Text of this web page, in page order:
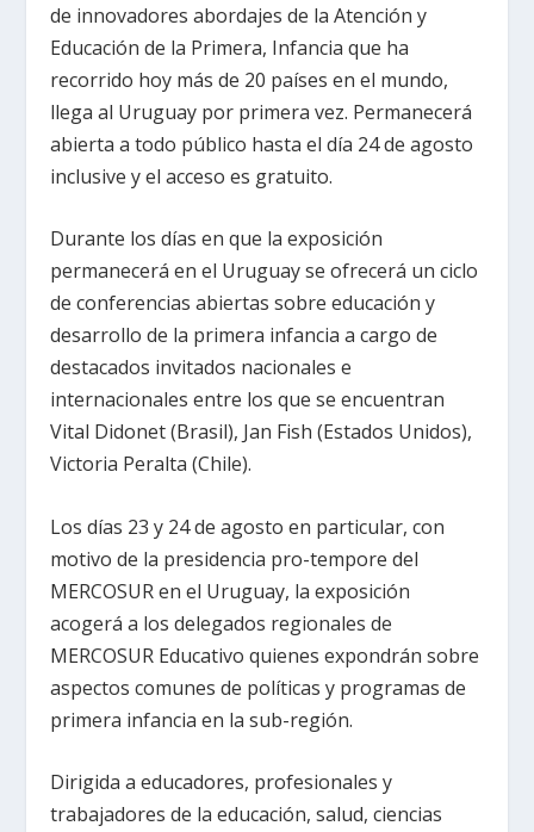
de innovadores abordajes de la Atención y
Educación de la Primera, Infancia que ha
recorrido hoy más de 20 países en el mundo,
llega al Uruguay por primera vez. Permanecerá
abierta a todo público hasta el día 24 de agosto
inclusive y el acceso es gratuito.
Durante los días en que la exposición
permanecerá en el Uruguay se ofrecerá un ciclo
de conferencias abiertas sobre educación y
desarrollo de la primera infancia a cargo de
destacados invitados nacionales e
internacionales entre los que se encuentran
Vital Didonet (Brasil), Jan Fish (Estados Unidos),
Victoria Peralta (Chile).
Los días 23 y 24 de agosto en particular, con
motivo de la presidencia pro-tempore del
MERCOSUR en el Uruguay, la exposición
acogerá a los delegados regionales de
MERCOSUR Educativo quienes expondrán sobre
aspectos comunes de políticas y programas de
primera infancia en la sub-región.
Dirigida a educadores, profesionales y
trabajadores de la educación, salud, ciencias